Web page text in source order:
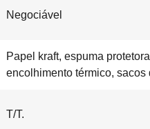
Negociável
Papel kraft, espuma
encolhimento térmico, sacos
T/T.